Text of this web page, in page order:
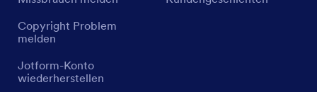
Copyright Problem
melden
Jotform-Konto
wiederherstellen